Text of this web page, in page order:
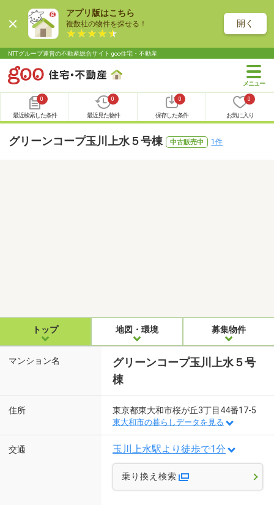
アプリ版はこちら
複数社の物件を探せる！ 開く
NTTグループ運営の不動産総合サイト goo住宅・不動産
0
最近検索した条件
0
最近見た物件
0
保存した条件
0
お気に入り
グリーンコープ玉川上水５号棟 中古販売中 1件
トップ 地図・環境 募集物件
マンション名
グリーンコープ玉川上水５号
棟
住所 東京都東大和市桜が丘3丁目44番17-5
東大和市の暮らしデータを見る
交通 玉川上水駅より徒歩で1分
乗り換え検索